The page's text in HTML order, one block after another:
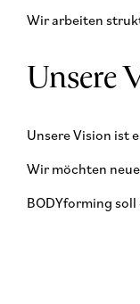
Wir arbeiten
Unsere
Unsere Vision ist
Wir möchten
BODYforming